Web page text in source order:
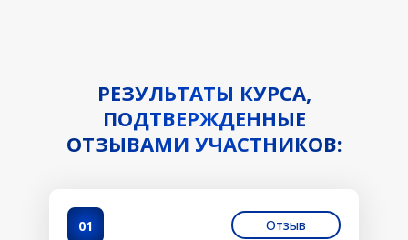
РЕЗУЛЬТАТЫ КУРСА,
ПОДТВЕРЖДЕННЫЕ
ОТЗЫВАМИ УЧАСТНИКОВ:
01 Отзыв